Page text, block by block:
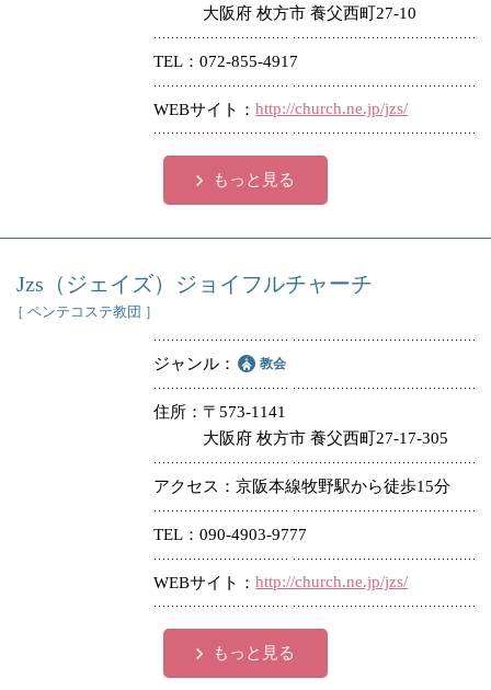
大阪府 枚方市 養父西町27-10
TEL 072-855-4917
WEBサイト http://church.ne.jp/jzs/
もっと見る
Jzs（ジェイズ）ジョイフルチャーチ
［ ペンテコステ教団 ］
ジャンル 教会
住所
〒573-1141
大阪府 枚方市 養父西町27-17-305
アクセス 京阪本線牧野駅から徒歩15分
TEL 090-4903-9777
WEBサイト http://church.ne.jp/jzs/
もっと見る